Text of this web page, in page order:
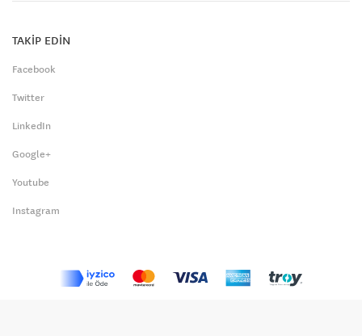
TAKİP EDİN
Facebook
Twitter
LinkedIn
Google+
Youtube
Instagram